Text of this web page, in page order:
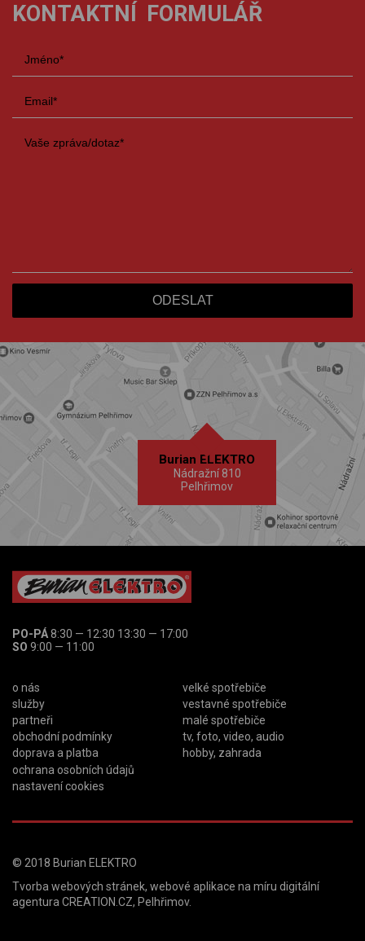
KONTAKTNÍ FORMULÁŘ
Burian ELEKTRO
Nádražní 810
Pelhřimov
PO-PÁ8:30 — 12:30 13:30 — 17:00
SO 9:00 — 11:00
o nás
služby
partneři
obchodní podmínky
doprava a platba
ochrana osobních údajů
nastavení cookies
velké spotřebiče
vestavné spotřebiče
malé spotřebiče
tv, foto, video, audio
hobby, zahrada
© 2018 Burian ELEKTRO
Tvorba webových stránek, webové aplikace na míru digitální
agentura CREATION.CZ, Pelhřimov.